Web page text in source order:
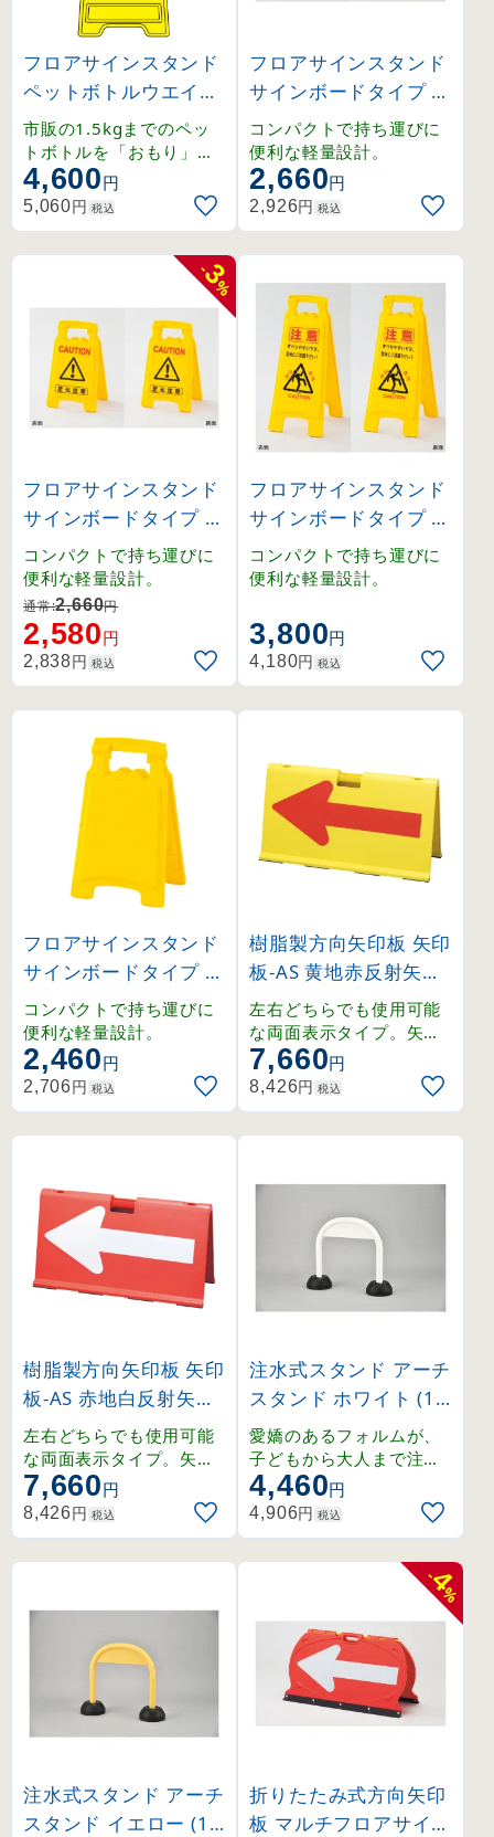
フロアサインスタンド
ペットボトルウエイト
タイプ ドローン作業中
(337252)
市販の1.5kgまでのペッ
トボトルを「おもり」と
して使用できるフロアサ
インです。
4,600円
5,060円 税込
フロアサインスタンド
サインボードタイプ 清
掃中／作業中(裏) (337
501)
コンパクトで持ち運びに
便利な軽量設計。
2,660円
2,926円 税込
-
3
%
フロアサインスタンド
サインボードタイプ 足
元注意 (337502)
コンパクトで持ち運びに
便利な軽量設計。
通常:2,660円
2,580円
2,838円 税込
フロアサインスタンド
サインボードタイプ 注
意 すべりやすいです (
337503)
コンパクトで持ち運びに
便利な軽量設計。
3,800円
4,180円 税込
フロアサインスタンド
サインボードタイプ 無
地(印刷なし) (337506)
コンパクトで持ち運びに
便利な軽量設計。
2,460円
2,706円 税込
樹脂製方向矢印板 矢印
板-AS 黄地赤反射矢印
(131101)
左右どちらでも使用可能
な両面表示タイプ。矢印
部分が反射し、夜間の視
認性を高めます。
7,660円
8,426円 税込
樹脂製方向矢印板 矢印
板-AS 赤地白反射矢印
(131102)
左右どちらでも使用可能
な両面表示タイプ。矢印
部分が反射し、夜間の視
認性を高めます。
7,660円
8,426円 税込
注水式スタンド アーチ
スタンド ホワイト (11
6160)
愛嬌のあるフォルムが、
子どもから大人まで注意
を伝える。車両出入口付
近などの迷惑駐車対策に
最適です。
4,460円
4,906円 税込
注水式スタンド アーチ
スタンド イエロー (11
-
4
%
折りたたみ式方向矢印
板 マルチフロアサイン